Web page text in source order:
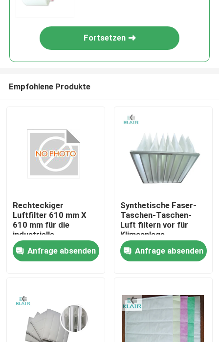
Haus
Über uns
Fortsetzen
Empfohlene Produkte
Rechteckiger
Luftfilter 610 mm X
610 mm für die
industrielle
Luftfiltration
Anfrage absenden
Synthetische Faser-
Taschen-Taschen-
Luft filtern vor für
Klimaanlage
Anfrage absenden